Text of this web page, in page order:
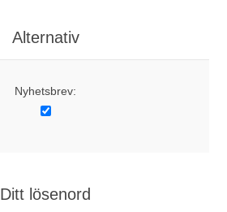
Alternativ
Nyhetsbrev:
Ditt lösenord